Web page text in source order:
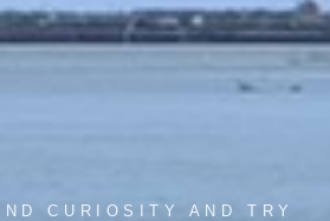
CURIOSITY AND TRY